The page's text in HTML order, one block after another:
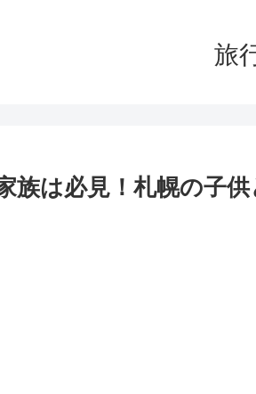
旅
族は必見！札幌の子